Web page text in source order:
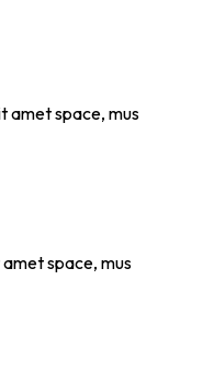
amet space, mus
space, mus